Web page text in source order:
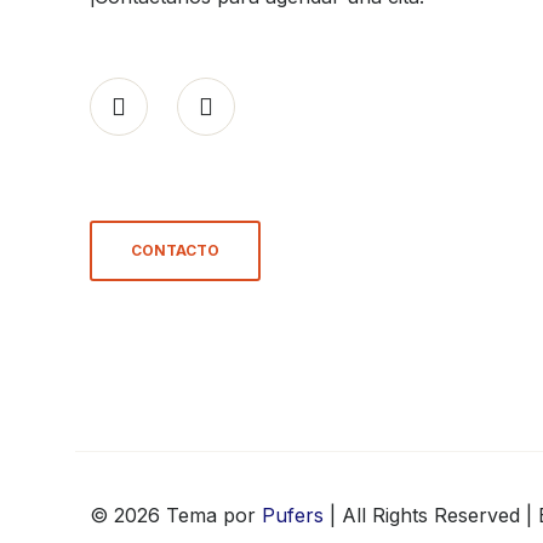
CONTACTO
© 2026 Tema por Pufers | All Rights Reserved |